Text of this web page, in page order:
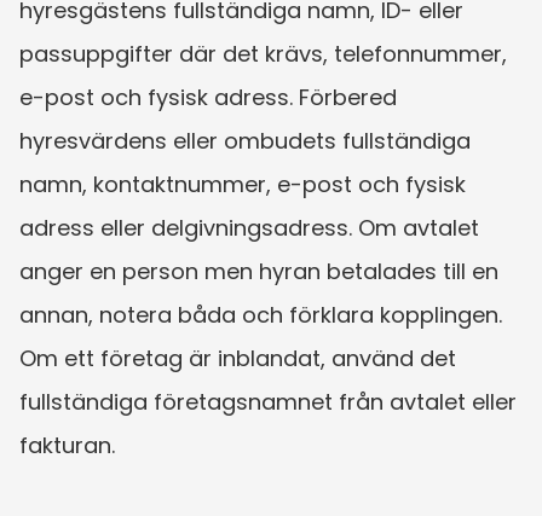
hyresgästens fullständiga namn, ID- eller
passuppgifter där det krävs, telefonnummer,
e-post och fysisk adress. Förbered
hyresvärdens eller ombudets fullständiga
namn, kontaktnummer, e-post och fysisk
adress eller delgivningsadress. Om avtalet
anger en person men hyran betalades till en
annan, notera båda och förklara kopplingen.
Om ett företag är inblandat, använd det
fullständiga företagsnamnet från avtalet eller
fakturan.